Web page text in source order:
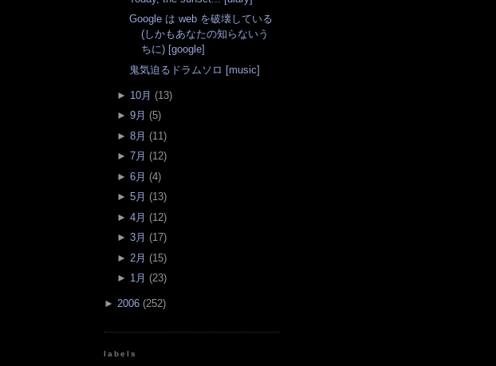
Google は web を破壊している
(しかもあなたの知らないう
ちに) [google]
鬼気迫るドラムソロ [music]
► 10月 (13)
► 9月 (5)
► 8月 (11 )
► 7月 (12)
► 6月 (4)
► 5月 (13)
► 4月 (12)
► 3月 (17)
► 2月 (15)
► 1月 (23)
► 2006 (252)
labels